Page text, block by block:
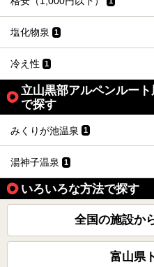
塩化物泉 1
冷え性 1
立山黒部アルペンルー
で探す
みくりが池温泉 1
湯神子温泉 1
いろいろな方法で探す
全国の施設か
富山県